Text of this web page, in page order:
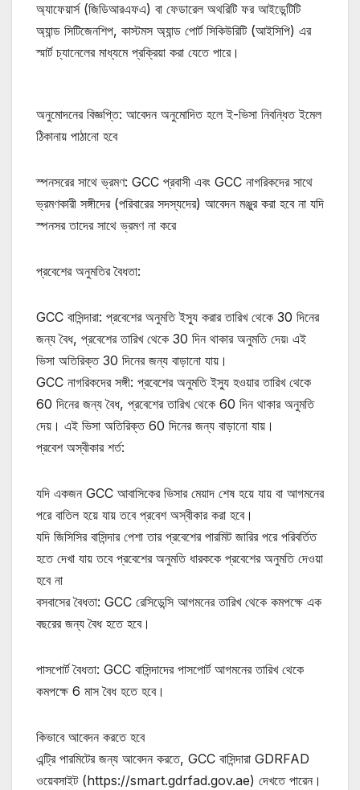
অ্যাফেয়ার্স (জিডিআরএফএ) বা ফেডারেল অথরিটি ফর আইডেন্টিটি
অ্যান্ড সিটিজেনশিপ, কাস্টমস অ্যান্ড পোর্ট সিকিউরিটি (আইসিপি) এর
স্মার্ট চ্যানেলের মাধ্যমে প্রক্রিয়া করা যেতে পারে।
অনুমোদনের বিজ্ঞপ্তি: আবেদন অনুমোদিত হলে ই-ভিসা নিবন্ধিত ইমেল
ঠিকানায় পাঠানো হবে
স্পনসরের সাথে ভ্রমণ: GCC প্রবাসী এবং GCC নাগরিকদের সাথে
ভ্রমণকারী সঙ্গীদের (পরিবারের সদস্যদের) আবেদন মঞ্জুর করা হবে না যদি
স্পনসর তাদের সাথে ভ্রমণ না করে
প্রবেশের অনুমতির বৈধতা:
GCC বাসিন্দারা: প্রবেশের অনুমতি ইস্যু করার তারিখ থেকে 30 দিনের
জন্য বৈধ, প্রবেশের তারিখ থেকে 30 দিন থাকার অনুমতি দেয়৷ এই
ভিসা অতিরিক্ত 30 দিনের জন্য বাড়ানো যায়।
GCC নাগরিকদের সঙ্গী: প্রবেশের অনুমতি ইস্যু হওয়ার তারিখ থেকে
60 দিনের জন্য বৈধ, প্রবেশের তারিখ থেকে 60 দিন থাকার অনুমতি
দেয়। এই ভিসা অতিরিক্ত 60 দিনের জন্য বাড়ানো যায়।
প্রবেশ অস্বীকার শর্ত:
যদি একজন GCC আবাসিকের ভিসার মেয়াদ শেষ হয়ে যায় বা আগমনের
পরে বাতিল হয়ে যায় তবে প্রবেশ অস্বীকার করা হবে।
যদি জিসিসির বাসিন্দার পেশা তার প্রবেশের পারমিট জারির পরে পরিবর্তিত
হতে দেখা যায় তবে প্রবেশের অনুমতি ধারককে প্রবেশের অনুমতি দেওয়া
হবে না
বসবাসের বৈধতা: GCC রেসিডেন্সি আগমনের তারিখ থেকে কমপক্ষে এক
বছরের জন্য বৈধ হতে হবে।
পাসপোর্ট বৈধতা: GCC বাসিন্দাদের পাসপোর্ট আগমনের তারিখ থেকে
কমপক্ষে 6 মাস বৈধ হতে হবে।
কিভাবে আবেদন করতে হবে
এন্ট্রি পারমিটের জন্য আবেদন করতে, GCC বাসিন্দারা GDRFAD
ওয়েবসাইট (https://smart.gdrfad.gov.ae) দেখতে পারেন।